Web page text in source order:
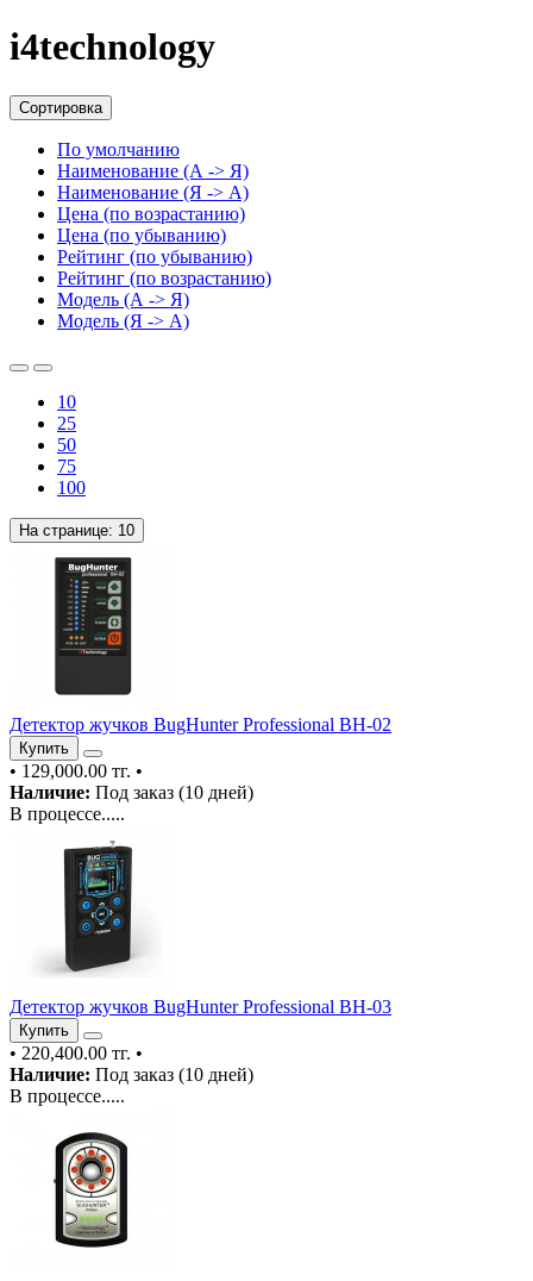
i4technology
Сортировка
По умолчанию
Наименование (А -> Я)
Наименование (Я -> А)
Цена (по возрастанию)
Цена (по убыванию)
Рейтинг (по убыванию)
Рейтинг (по возрастанию)
Модель (А -> Я)
Модель (Я -> А)
10
25
50
75
100
На странице: 10
Детектор жучков BugHunter Professional BH-02
Купить
• 129,000.00 тг. •
Наличие: Под заказ (10 дней)
В процессе.....
Детектор жучков BugHunter Professional BH-03
Купить
• 220,400.00 тг. •
Наличие: Под заказ (10 дней)
В процессе.....